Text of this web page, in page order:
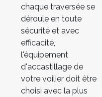
chaque traversée se
déroule en toute
sécurité et avec
efficacité,
l'équipement
d'accastillage de
votre voilier doit être
choisi avec la plus